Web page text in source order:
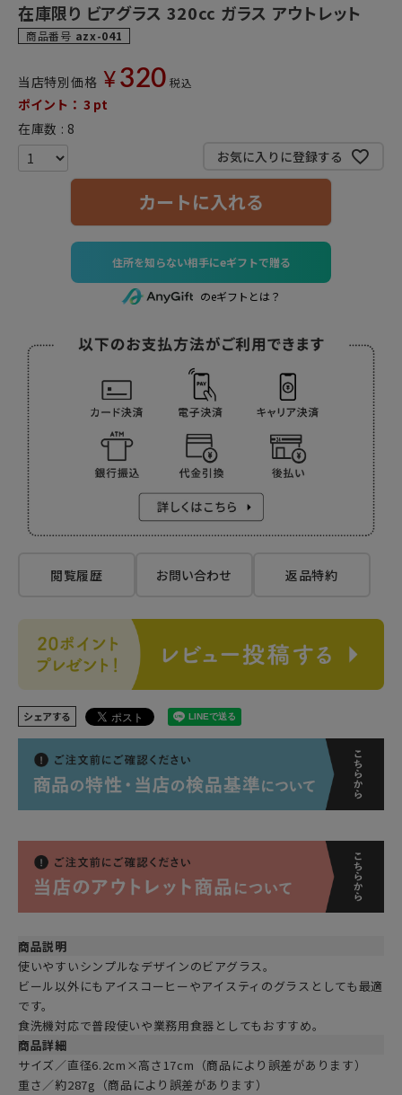
在庫限り ビアグラス 320cc ガラス アウトレット
商品番号 azx-041
当店特別価格 ¥ 320 税込
ポイント： 3 pt
在庫数
8
お気に入りに登録する
カートに入れる
住所を知らない相手にeギフトで贈る
のeギフトとは？
閲覧履歴 お問い合わせ 返品特約
シェアする
商品説明
使いやすいシンプルなデザインのビアグラス。
ビール以外にもアイスコーヒーやアイスティのグラスとしても最適
です。
食洗機対応で普段使いや業務用食器としてもおすすめ。
商品詳細
サイズ／直径6.2cm×高さ17cm（商品により誤差があります）
重さ／約287g（商品により誤差があります）